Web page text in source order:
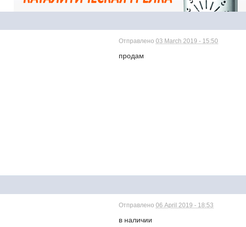
Отправлено 03 March 2019 - 15:50
продам
Отправлено 06 April 2019 - 18:53
в наличии